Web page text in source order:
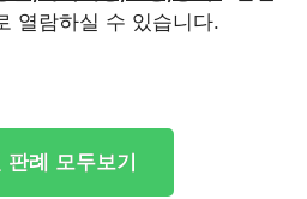
열람하실 수 있습니다.
판례 모두보기